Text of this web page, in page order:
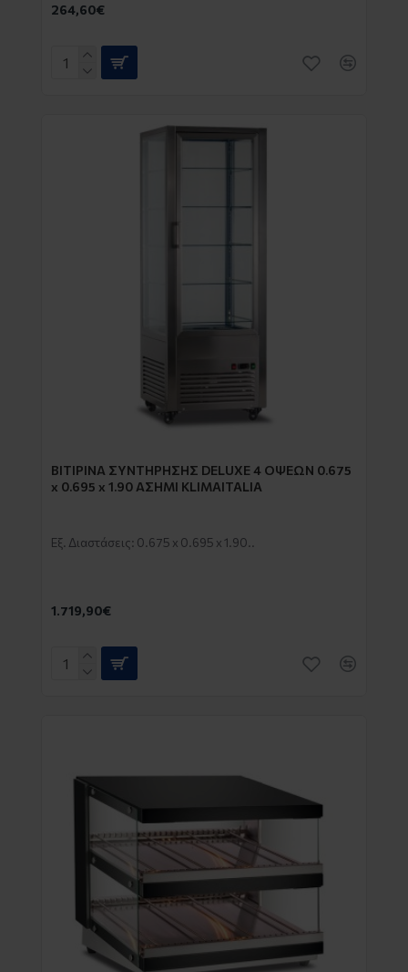
264,60€
ΒΙΤΙΡIΝΑ ΣΥΝΤΗΡΗΣΗΣ DELUXE 4 ΟΨΕΩΝ 0.675
x 0.695 x 1.90 ΑΣΗΜΙ KLIMAITALIA
Εξ. Διαστάσεις: 0.675 x 0.695 x 1.90..
1.719,90€